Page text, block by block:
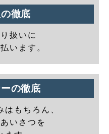
徹底
扱いに
います。
の徹底
はもちろん、
いさつを